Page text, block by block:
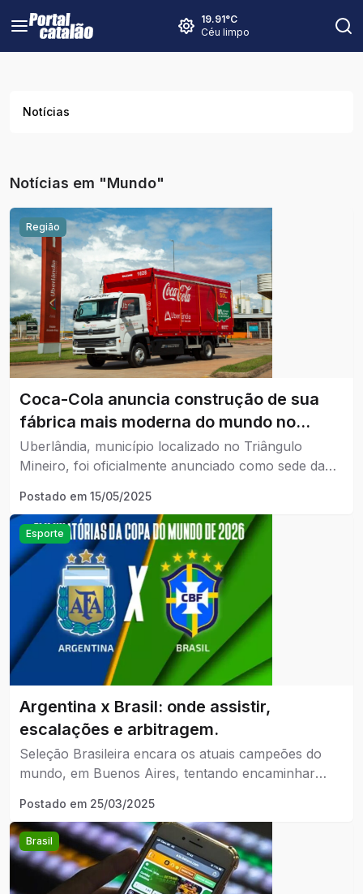
19.91°C
Céu limpo
Notícias
Notícias em "Mundo"
Região
Coca-Cola anuncia construção de sua
fábrica mais moderna do mundo no
Brasil
Uberlândia, município localizado no Triângulo
Mineiro, foi oficialmente anunciado como sede da
no mundo.
Postado em 15/05/2025
Esporte
Argentina x Brasil: onde assistir,
escalações e arbitragem.
Seleção Brasileira encara os atuais campeões do
mundo, em Buenos Aires, tentando encaminhar
Postado em 25/03/2025
Brasil